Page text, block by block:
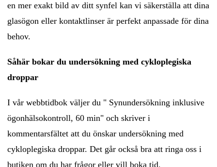
en mer exakt bild av ditt synfel kan vi säkerställa att dina
glasögon eller kontaktlinser är perfekt anpassade för dina
behov.
Såhär bokar du undersökning med cykloplegiska
droppar
I vår webbtidbok väljer du " Synundersökning inklusive
ögonhälsokontroll, 60 min" och skriver i
kommentarsfältet att du önskar undersökning med
cykloplegiska droppar. Det går också bra att ringa oss i
butiken om du har frågor eller vill boka tid.